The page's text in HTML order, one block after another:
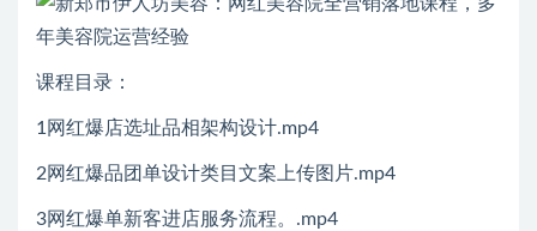
课程目录：
1网红爆店选址品相架构设计.mp4
2网红爆品团单设计类目文案上传图片.mp4
3网红爆单新客进店服务流程。.mp4